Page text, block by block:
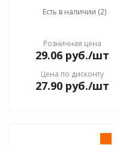
Есть в наличии (2)
Розничная цена
29.06руб./шт
Цена по дисконту
27.90руб./шт